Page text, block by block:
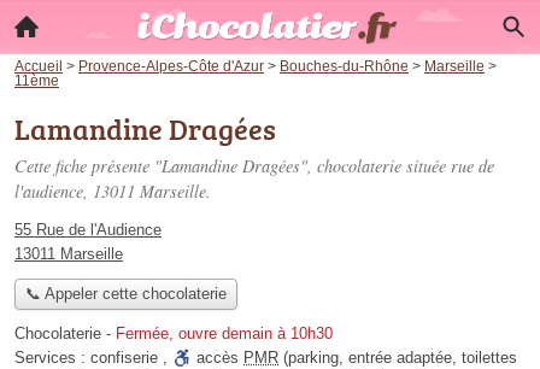
Accueil > Provence-Alpes-Côte d'Azur > Bouches-du-Rhône > Marseille >
11ème
Lamandine Dragées
Cette fiche présente "Lamandine Dragées", chocolaterie située rue de
l'audience, 13011 Marseille.
55 Rue de l'Audience
13011 Marseille
📞 Appeler cette chocolaterie
Chocolaterie - Fermée, ouvre demain à 10h30
Services : confiserie , accès PMR (parking, entrée adaptée, toilettes